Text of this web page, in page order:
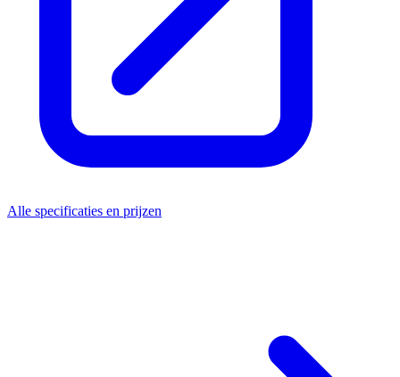
Alle specificaties en prijzen